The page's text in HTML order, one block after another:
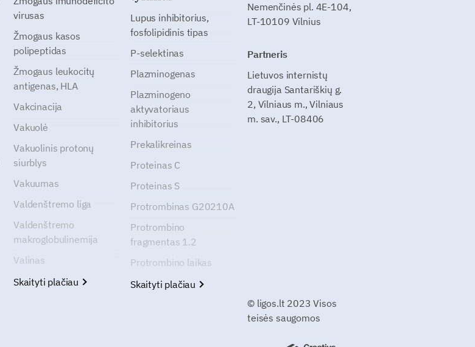
virusas
Žmogaus kasos
polipeptidas
Žmogaus leukocitų
antigenas, HLA
Vakcinacija
Vakuolė
Vakuolinis protonų
siurblys
Vakuumas
Valdenštremo liga
Valdenštremo
makroglobulinemija
Valinas
Skaityti plačiau
Lupus inhibitorius,
fosfolipidinis tipas
P-selektinas
Plazminogenas
Plazminogeno
aktyvatoriaus
inhibitorius
Prekalikreinas
Proteinas C
Proteinas S
Protrombinas G20210A
Protrombino
fragmentas 1.2
Protrombino laikas
Skaityti plačiau
Nemenčinės pl. 4E-104,
LT-10109 Vilnius
Partneris
Lietuvos internistų
draugija Santariškių g.
2, Vilniaus m., Vilniaus
m. sav., LT-08406
© ligos.lt 2023 Visos
teisės saugomos